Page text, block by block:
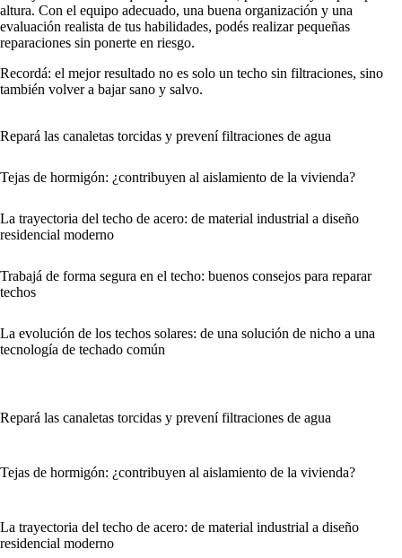
altura. Con el equipo adecuado, una buena organización y una
evaluación realista de tus habilidades, podés realizar pequeñas
reparaciones sin ponerte en riesgo.
Recordá: el mejor resultado no es solo un techo sin filtraciones, sino
también volver a bajar sano y salvo.
Repará las canaletas torcidas y prevení filtraciones de agua
Tejas de hormigón: ¿contribuyen al aislamiento de la vivienda?
La trayectoria del techo de acero: de material industrial a diseño
residencial moderno
Trabajá de forma segura en el techo: buenos consejos para reparar
techos
La evolución de los techos solares: de una solución de nicho a una
tecnología de techado común
Repará las canaletas torcidas y prevení filtraciones de agua
Tejas de hormigón: ¿contribuyen al aislamiento de la vivienda?
La trayectoria del techo de acero: de material industrial a diseño
residencial moderno